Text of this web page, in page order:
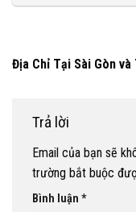
Địa Chỉ Tại Sài Gòn và
Trả lời
Email của bạn sẽ
trường bắt buộc
Bình luận *